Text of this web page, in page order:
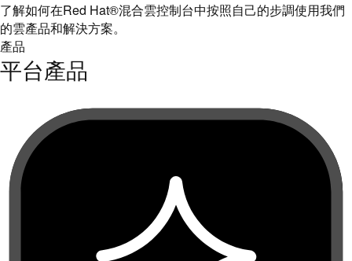
了解如何在Red Hat®混合雲控制台中按照自己的步調使用我們
的雲產品和解決方案。
產品
平台產品